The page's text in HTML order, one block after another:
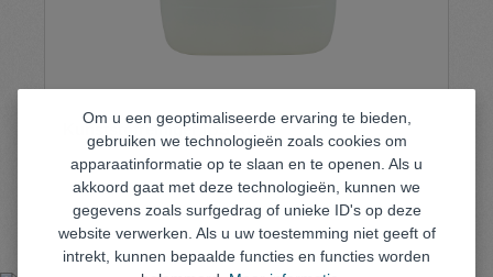
Kunststofreiniger IBS KLT
Om u een geoptimaliseerde ervaring te bieden,
gebruiken we technologieën zoals cookies om
apparaatinformatie op te slaan en te openen. Als u
akkoord gaat met deze technologieën, kunnen we
gegevens zoals surfgedrag of unieke ID's op deze
website verwerken. Als u uw toestemming niet geeft of
intrekt, kunnen bepaalde functies en functies worden